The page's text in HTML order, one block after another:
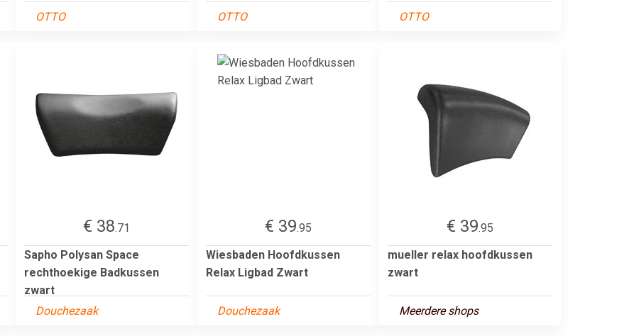
OTTO
OTTO
OTTO
€ 38.71
Sapho Polysan Space
rechthoekige Badkussen
zwart
Douchezaak
€ 39.95
Wiesbaden Hoofdkussen
Relax Ligbad Zwart
Douchezaak
€ 39.95
mueller relax hoofdkussen
zwart
Meerdere shops